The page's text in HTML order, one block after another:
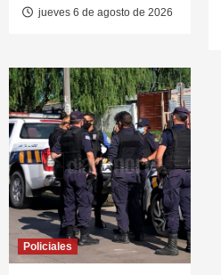
jueves 6 de agosto de 2026
Policiales